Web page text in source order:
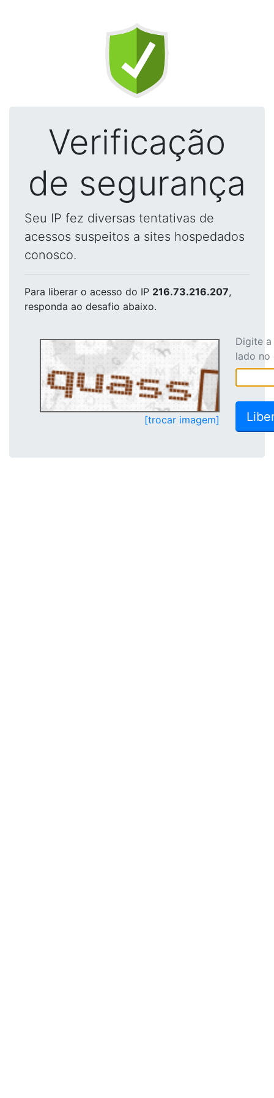
Verificação
de segurança
Seu IP fez diversas tentativas de
acessos suspeitos a sites hospedados
conosco.
Para liberar o acesso do IP 216.73.216.207,
responda ao desafio abaixo.
[trocar imagem]
Digite
lado no